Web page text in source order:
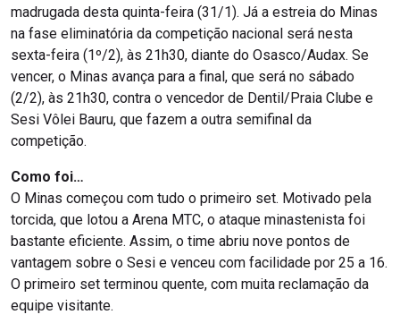
madrugada desta quinta-feira (31/1). Já a estreia do Minas
na fase eliminatória da competição nacional será nesta
sexta-feira (1º/2), às 21h30, diante do Osasco/Audax. Se
vencer, o Minas avança para a final, que será no sábado
(2/2), às 21h30, contra o vencedor de Dentil/Praia Clube e
Sesi Vôlei Bauru, que fazem a outra semifinal da
competição.
Como foi…
O Minas começou com tudo o primeiro set. Motivado pela
torcida, que lotou a Arena MTC, o ataque minastenista foi
bastante eficiente. Assim, o time abriu nove pontos de
vantagem sobre o Sesi e venceu com facilidade por 25 a 16.
O primeiro set terminou quente, com muita reclamação da
equipe visitante.